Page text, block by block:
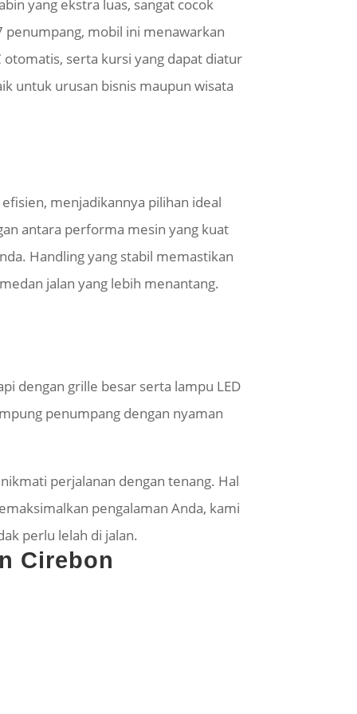
yang ekstra luas, sangat cocok
penumpang, mobil ini menawarkan
serta kursi yang dapat diatur
untuk urusan bisnis maupun wisata
efisien, menjadikannya pilihan ideal
antara performa mesin yang kuat
Handling yang stabil memastikan
jalan yang lebih menantang.
dengan grille besar serta lampu LED
penumpang dengan nyaman
perjalanan dengan tenang. Hal
pengalaman Anda, kami
perlu lelah di jalan.
Cirebon